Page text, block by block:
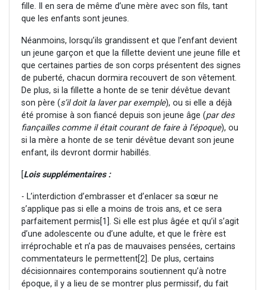
fille. Il en sera de même d’une mère avec son fils, tant
que les enfants sont jeunes.
Néanmoins, lorsqu’ils grandissent et que l’enfant devient
un jeune garçon et que la fillette devient une jeune fille et
que certaines parties de son corps présentent des signes
de puberté, chacun dormira recouvert de son vêtement.
De plus, si la fillette a honte de se tenir dévêtue devant
son père (s’il doit la laver par exemple), ou si elle a déjà
été promise à son fiancé depuis son jeune âge (par des
fiançailles comme il était courant de faire à l’époque), ou
si la mère a honte de se tenir dévêtue devant son jeune
enfant, ils devront dormir habillés.
Lois supplémentaires :
- L’interdiction d’embrasser et d’enlacer sa sœur ne
s’applique pas si elle a moins de trois ans, et ce sera
parfaitement permis [1]. Si elle est plus âgée et qu’il s’agit
d’une adolescente ou d’une adulte, et que le frère est
irréprochable et n’a pas de mauvaises pensées, certains
commentateurs le permettent [2]. De plus, certains
décisionnaires contemporains soutiennent qu’à notre
époque, il y a lieu de se montrer plus permissif, du fait